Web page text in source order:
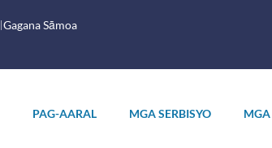
Gagana Sāmoa
PAG-AARAL MGA SERBISYO